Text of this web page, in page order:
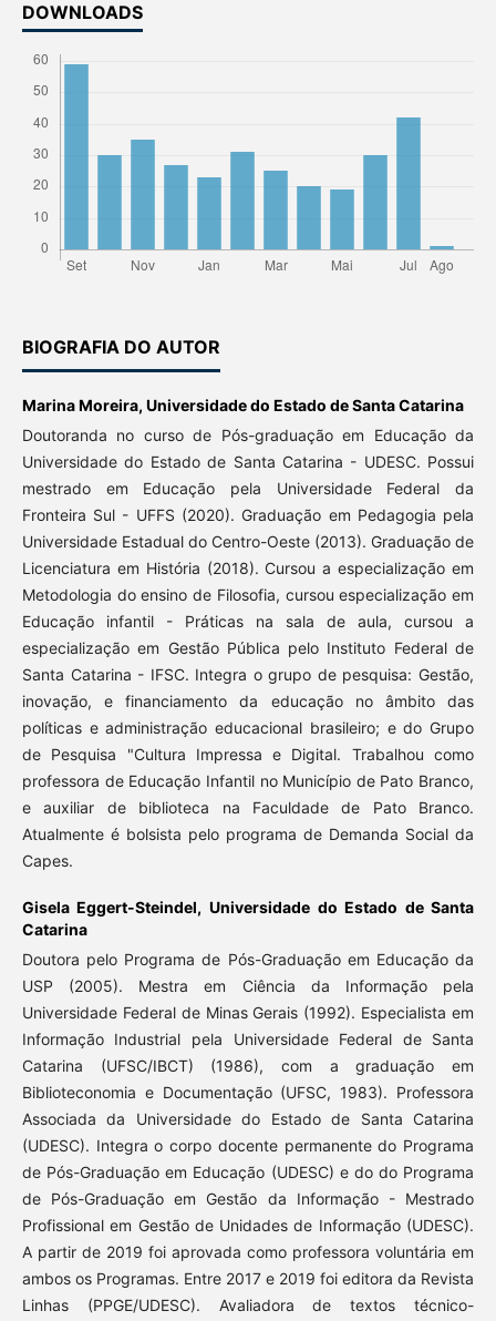
DOWNLOADS
BIOGRAFIA DO AUTOR
Marina Moreira, Universidade do Estado de Santa Catarina
Doutoranda no curso de Pós-graduação em Educação da
Universidade do Estado de Santa Catarina - UDESC. Possui
mestrado em Educação pela Universidade Federal da
Fronteira Sul - UFFS (2020). Graduação em Pedagogia pela
Universidade Estadual do Centro-Oeste (2013). Graduação de
Licenciatura em História (2018). Cursou a especialização em
Metodologia do ensino de Filosofia, cursou especialização em
Educação infantil - Práticas na sala de aula, cursou a
especialização em Gestão Pública pelo Instituto Federal de
Santa Catarina - IFSC. Integra o grupo de pesquisa: Gestão,
inovação, e financiamento da educação no âmbito das
políticas e administração educacional brasileiro; e do Grupo
de Pesquisa "Cultura Impressa e Digital. Trabalhou como
professora de Educação Infantil no Município de Pato Branco,
e auxiliar de biblioteca na Faculdade de Pato Branco.
Atualmente é bolsista pelo programa de Demanda Social da
Capes.
Gisela Eggert-Steindel, Universidade do Estado de Santa
Catarina
Doutora pelo Programa de Pós-Graduação em Educação da
USP (2005). Mestra em Ciência da Informação pela
Universidade Federal de Minas Gerais (1992). Especialista em
Informação Industrial pela Universidade Federal de Santa
Catarina (UFSC/IBCT) (1986), com a graduação em
Biblioteconomia e Documentação (UFSC, 1983). Professora
Associada da Universidade do Estado de Santa Catarina
(UDESC). Integra o corpo docente permanente do Programa
de Pós-Graduação em Educação (UDESC) e do do Programa
de Pós-Graduação em Gestão da Informação - Mestrado
Profissional em Gestão de Unidades de Informação (UDESC).
A partir de 2019 foi aprovada como professora voluntária em
ambos os Programas. Entre 2017 e 2019 foi editora da Revista
Linhas (PPGE/UDESC). Avaliadora de textos técnico-